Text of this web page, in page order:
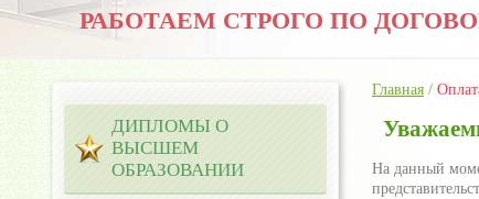
РАБОТАЕМ СТРОГО ПО
Главная /
На данный
ДИПЛОМЫ О
ВЫСШЕМ
ОБРАЗОВАНИИ